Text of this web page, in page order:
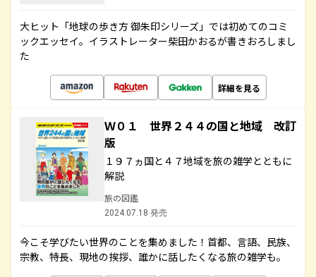
大ヒット「地球の歩き方 御朱印シリーズ」では初めてのコミ
ックエッセイ。イラストレーター柴田かおるが書きおろしまし
た
詳細を見る
Ｗ０１ 世界２４４の国と地域 改訂
版
１９７ヵ国と４７地域を旅の雑学とともに
解説
旅の図鑑
2024.07.18 発売
今こそ学びたい世界のことを集めました！首都、言語、民族、
宗教、特長、現地の挨拶、誰かに話したくなる旅の雑学も。